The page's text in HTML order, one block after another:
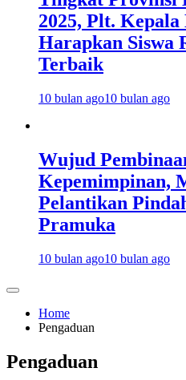
2025, Plt.
Harapkan Siswa
Terbaik
10 bulan ago10 bulan ago
Wujud
Kepemimpinan,
Pelantikan
Pramuka
10 bulan ago10 bulan ago
Home
Pengaduan
Pengaduan